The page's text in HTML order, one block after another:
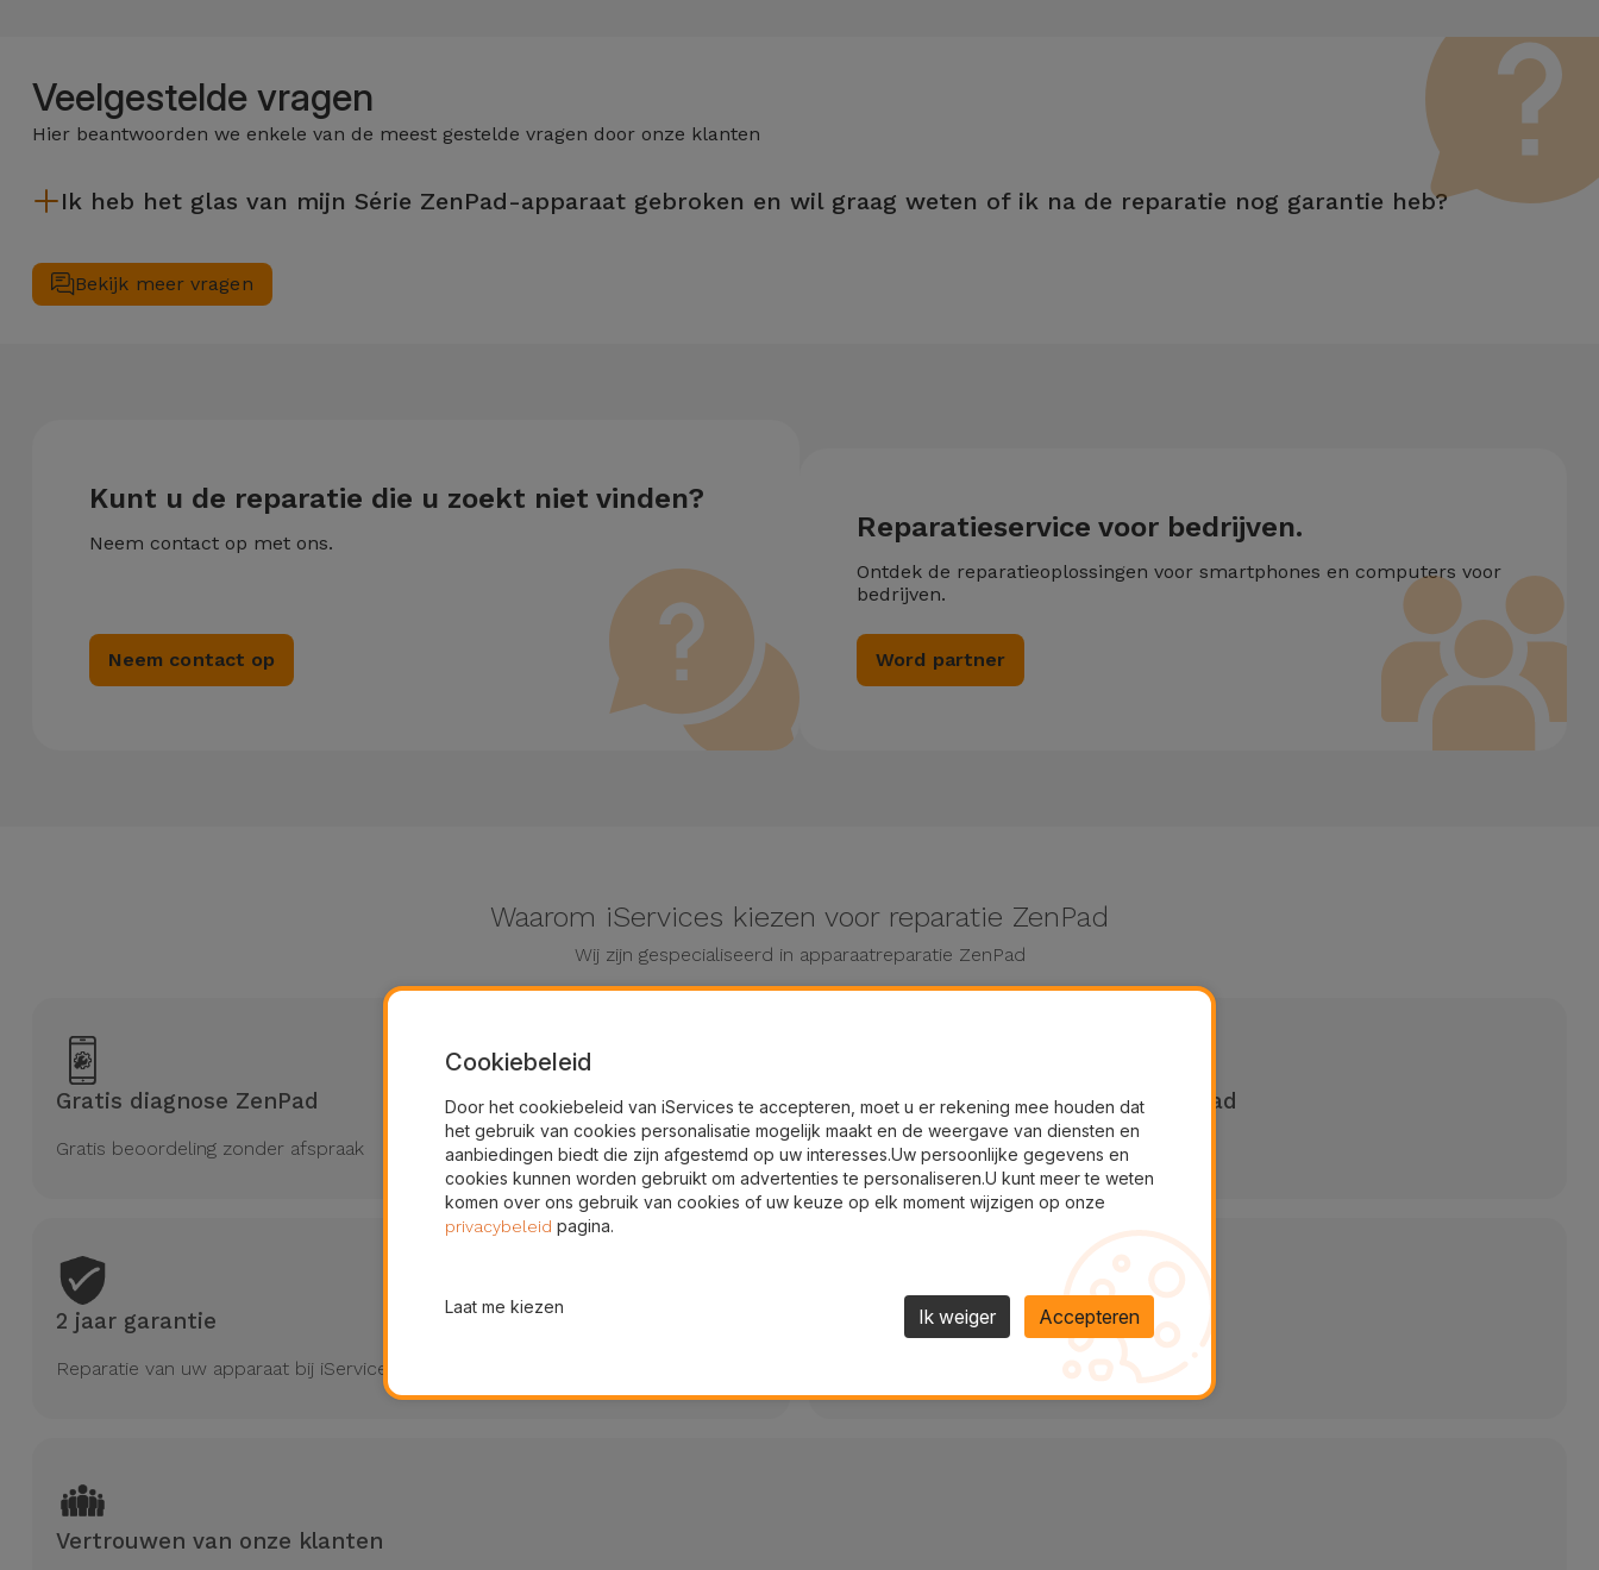
Bekijk
Hygiëne
Tassen en
Koffers
Auto en
iPad en
Veelgestelde vragen
Hier beantwoorden we enkele van de meest gestelde vragen door onze klanten
Ik heb het glas van mijn Série ZenPad-apparaat gebroken en wil graag weten of ik na de reparatie nog garantie heb?
Bekijk meer vragen
Kunt u de reparatie die u zoekt niet vinden?
Neem contact op met ons.
Neem contact op
Reparatieservice voor bedrijven.
Ontdek de reparatieoplossingen voor smartphones en computers voor
bedrijven.
Word partner
Waarom iServices kiezen voor reparatie ZenPad
Wij zijn gespecialiseerd in apparaatreparatie ZenPad
Gratis diagnose ZenPad
Gratis beoordeling zonder afspraak
Reparaties in 20/30 minuten ZenPad
Directe reparatie
2 jaar garantie
Reparatie van uw apparaat bij iServices heeft 2 jaar garantie
7 dagen per week tot 24u
Altijd beschikbaar voor reparatie
Vertrouwen van onze klanten
Cookiebeleid
Door het cookiebeleid van iServices te accepteren, moet u er rekening mee houden dat
het gebruik van cookies personalisatie mogelijk maakt en de weergave van diensten en
aanbiedingen biedt die zijn afgestemd op uw interesses.Uw persoonlijke gegevens en
cookies kunnen worden gebruikt om advertenties te personaliseren.U kunt meer te weten
komen over ons gebruik van cookies of uw keuze op elk moment wijzigen op onze
privacybeleid pagina.
Laat me kiezen Ik weiger Accepteren